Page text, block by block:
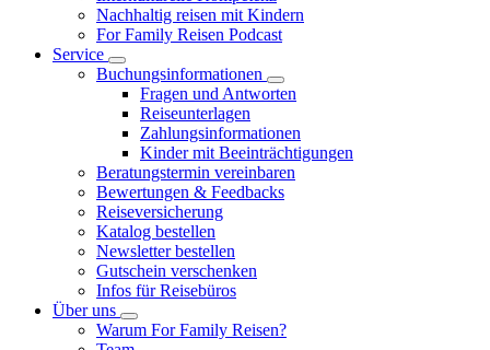
Nachhaltig reisen mit Kindern
For Family Reisen Podcast
Service
Buchungsinformationen
Fragen und Antworten
Reiseunterlagen
Zahlungsinformationen
Kinder mit Beeinträchtigungen
Beratungstermin vereinbaren
Bewertungen & Feedbacks
Reiseversicherung
Katalog bestellen
Newsletter bestellen
Gutschein verschenken
Infos für Reisebüros
Über uns
Warum For Family Reisen?